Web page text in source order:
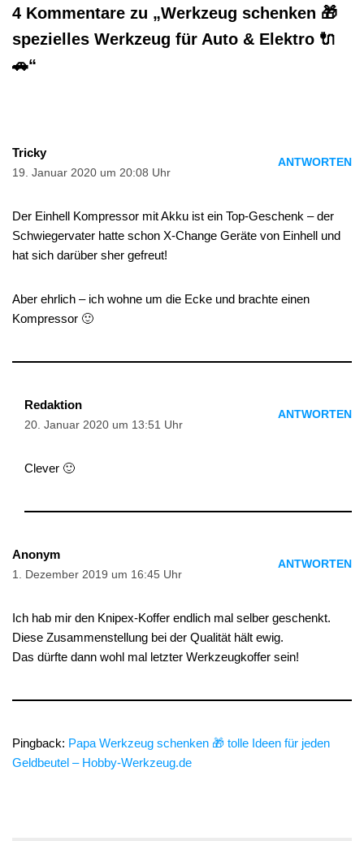
4 Kommentare zu „Werkzeug schenken 🎁
spezielles Werkzeug für Auto & Elektro 🔌
🚗“
Tricky
19. Januar 2020 um 20:08 Uhr
ANTWORTEN
Der Einhell Kompressor mit Akku ist ein Top-Geschenk – der
Schwiegervater hatte schon X-Change Geräte von Einhell und
hat sich darüber sher gefreut!
Aber ehrlich – ich wohne um die Ecke und brachte einen
Kompressor 🙂
Redaktion
20. Januar 2020 um 13:51 Uhr
ANTWORTEN
Clever 🙂
Anonym
1. Dezember 2019 um 16:45 Uhr
ANTWORTEN
Ich hab mir den Knipex-Koffer endlich mal selber geschenkt.
Diese Zusammenstellung bei der Qualität hält ewig.
Das dürfte dann wohl mal letzter Werkzeugkoffer sein!
Pingback: Papa Werkzeug schenken 🎁 tolle Ideen für jeden
Geldbeutel – Hobby-Werkzeug.de